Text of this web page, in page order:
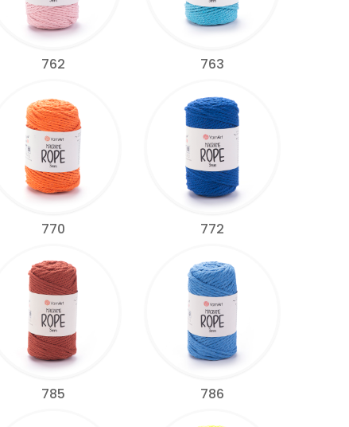
762 763
770 772
785 786